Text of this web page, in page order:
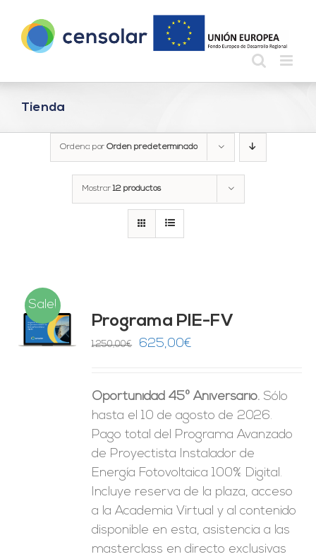
contenido
Tienda
Ordena por Orden predeterminado
Mostrar12 productos
Sale!
Programa PIE-FV
1.250,00€
El
era:
1.250,00€.
625,00€
es:
625,00€.
Oportunidad 45º Aniversario. Sólo
hasta el 10 de agosto de 2026.
Pago total del Programa Avanzado
de Proyectista Instalador de
Energía Fotovoltaica 100% Digital.
Incluye reserva de la plaza, acceso
a la Academia Virtual y al contenido
disponible en esta, asistencia a las
masterclass en directo exclusivas